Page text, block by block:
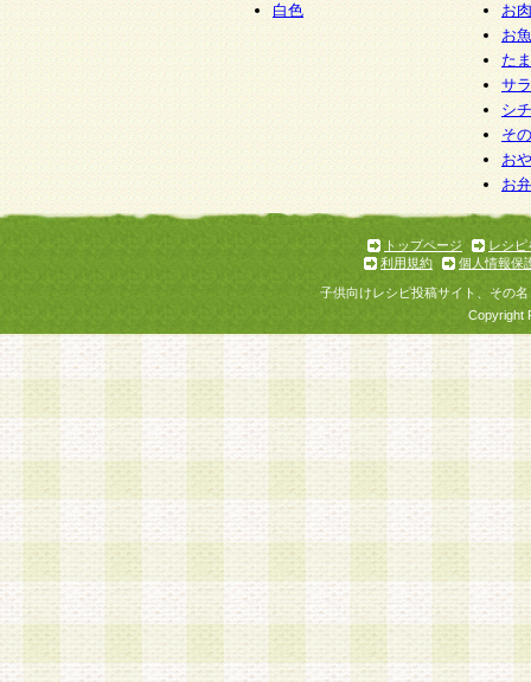
白色
お
お
た
サ
シ
そ
お
お
トップページ
レシピ
利用規約
個人情報保
子供向けレシピ投稿サイト、その
Copyright